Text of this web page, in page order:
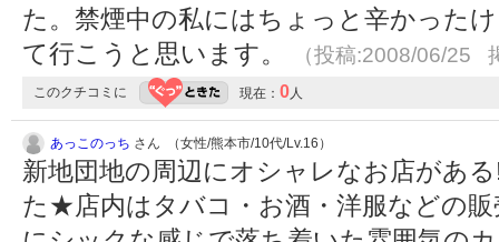
た。禁煙中の私にはちょっと辛かった
て行こうと思います。
（投稿:2008/06/25
このクチコミに 現在： 0 人
あっこのっち さん （女性/熊本市/10代/Lv.16）
新地団地の周辺にオシャレなお店があ
た★店内はタバコ・お酒・洋服などの